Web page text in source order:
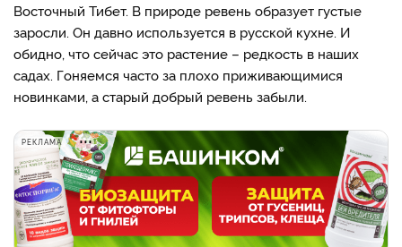
Восточный Тибет. В природе ревень образует густые
заросли. Он давно используется в русской кухне. И
обидно, что сейчас это растение – редкость в наших
садах. Гоняемся часто за плохо приживающимися
новинками, а старый добрый ревень забыли.
РЕКЛАМА